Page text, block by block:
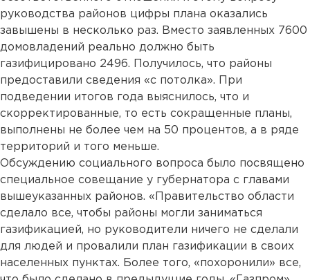
руководства районов цифры плана оказались
завышены в несколько раз. Вместо заявленных 7600
домовладений реально должно быть
газифицировано 2496. Получилось, что районы
предоставили сведения «с потолка». При
подведении итогов года выяснилось, что и
скорректированные, то есть сокращенные планы,
выполнены не более чем на 50 процентов, а в ряде
территорий и того меньше.
Обсуждению социального вопроса было посвящено
специальное совещание у губернатора с главами
вышеуказанных районов. «Правительство области
сделало все, чтобы районы могли заниматься
газификацией, но руководители ничего не сделали
для людей и провалили план газификации в своих
населенных пунктах. Более того, «похоронили» все,